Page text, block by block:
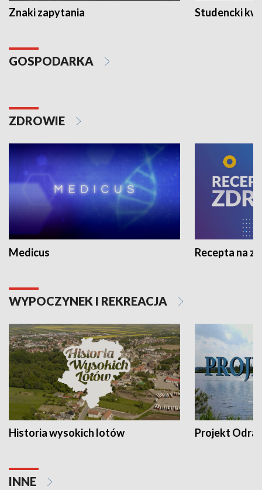
Znaki zapytania Studencki
GOSPODARKA
ZDROWIE
Medicus Recepta na
WYPOCZYNEK I REKREACJA
Historia wysokich lotów Projekt Odra
INNE